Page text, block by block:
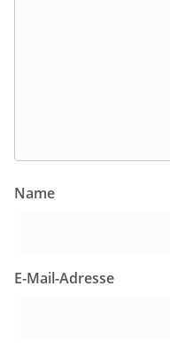
Name
E-Mail-Adresse